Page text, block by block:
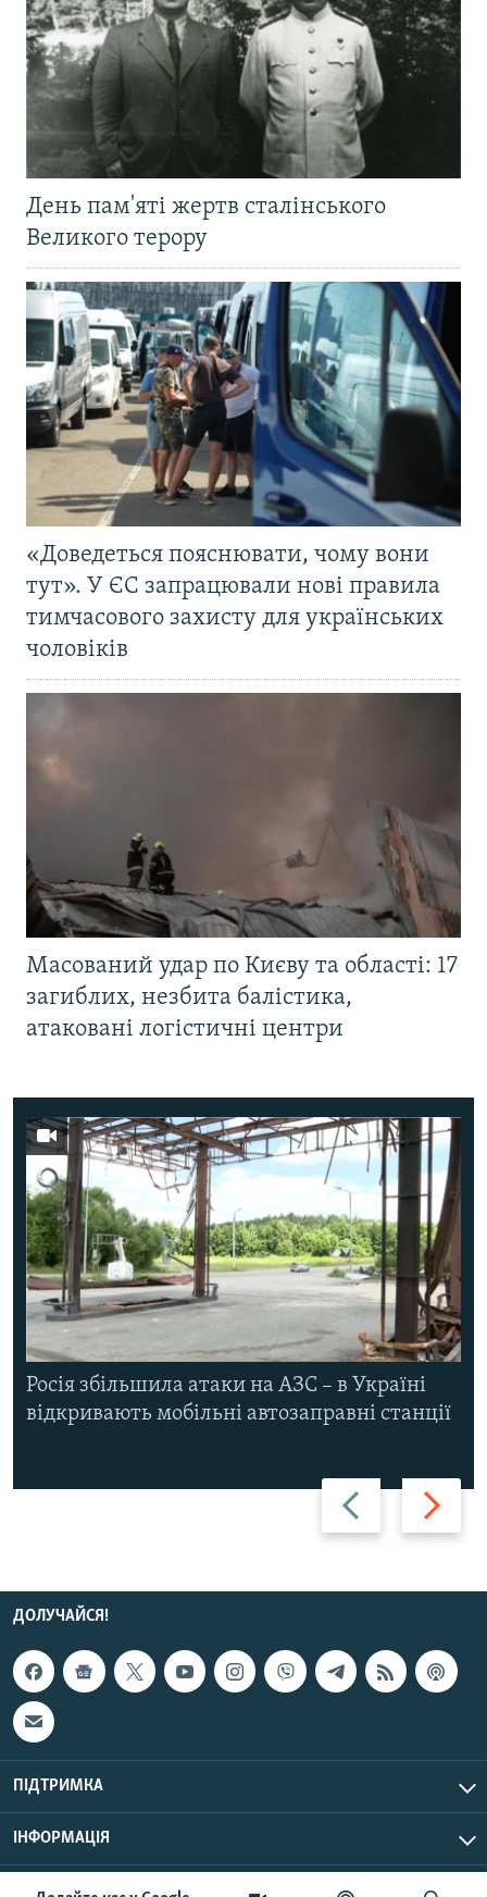
День пам'яті жертв сталінського
Великого терору
«Доведеться пояснювати, чому вони
тут». У ЄС запрацювали нові правила
тимчасового захисту для українських
чоловіків
Масований удар по Києву та області: 17
загиблих, незбита балістика,
атаковані логістичні центри
Назад Вперед
Росія збільшила атаки на АЗС – в Україні
відкривають мобільні автозаправні станції
ДОЛУЧАЙСЯ!
ПІДТРИМКА
ІНФОРМАЦІЯ